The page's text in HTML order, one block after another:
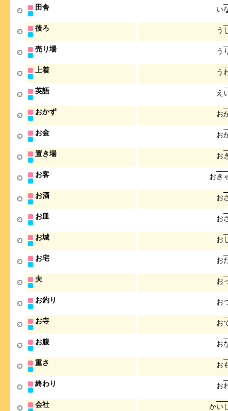
田舎 い
後ろ う
売り場 う
上着 う
英語 え
おかず お
お金 お
置き場 お
お客 おき
お酒 お
お皿 お
お城 お
お宅 お
夫 お
お釣り お
お寺 お
お腹 お
重さ お
終わり お
会社 かい